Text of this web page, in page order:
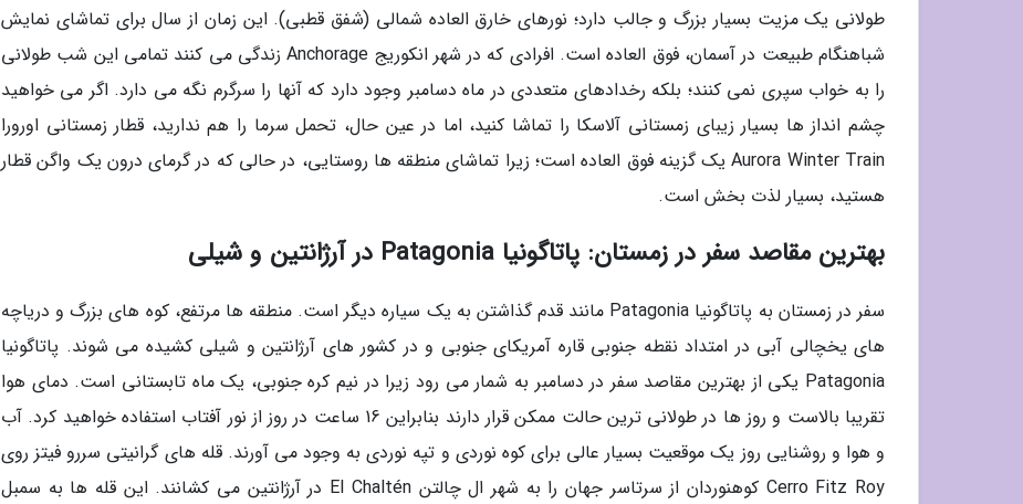
طولانی یک مزیت بسیار بزرگ و جالب دارد؛ نورهای خارق العاده شمالی (شفق قطبی). این زمان از سال برای تماشای نمایش
شباهنگام طبیعت در آسمان، فوق العاده است. افرادی که در شهر انکوریج Anchorage زندگی می کنند تمامی این شب طولانی
را به خواب سپری نمی کنند؛ بلکه رخدادهای متعددی در ماه دسامبر وجود دارد که آنها را سرگرم نگه می دارد. اگر می خواهید
چشم انداز ها بسیار زیبای زمستانی آلاسکا را تماشا کنید، اما در عین حال، تحمل سرما را هم ندارید، قطار زمستانی اورورا
Aurora Winter Train یک گزینه فوق العاده است؛ زیرا تماشای منطقه ها روستایی، در حالی که در گرمای درون یک واگن قطار
هستید، بسیار لذت بخش است.
بهترین مقاصد سفر در زمستان: پاتاگونیا Patagonia در آرژانتین و شیلی
سفر در زمستان به پاتاگونیا Patagonia مانند قدم گذاشتن به یک سیاره دیگر است. منطقه ها مرتفع، کوه های بزرگ و دریاچه
های یخچالی آبی در امتداد نقطه جنوبی قاره آمریکای جنوبی و در کشور های آرژانتین و شیلی کشیده می شوند. پاتاگونیا
Patagonia یکی از بهترین مقاصد سفر در دسامبر به شمار می رود زیرا در نیم کره جنوبی، یک ماه تابستانی است. دمای هوا
تقریبا بالاست و روز ها در طولانی ترین حالت ممکن قرار دارند بنابراین 16 ساعت در روز از نور آفتاب استفاده خواهید کرد. آب
و هوا و روشنایی روز یک موقعیت بسیار عالی برای کوه نوردی و تپه نوردی به وجود می آورند. قله های گرانیتی سررو فیتز روی
Cerro Fitz Roy کوهنوردان از سرتاسر جهان را به شهر ال چالتن El Chaltén در آرژانتین می کشانند. این قله ها به سمبل